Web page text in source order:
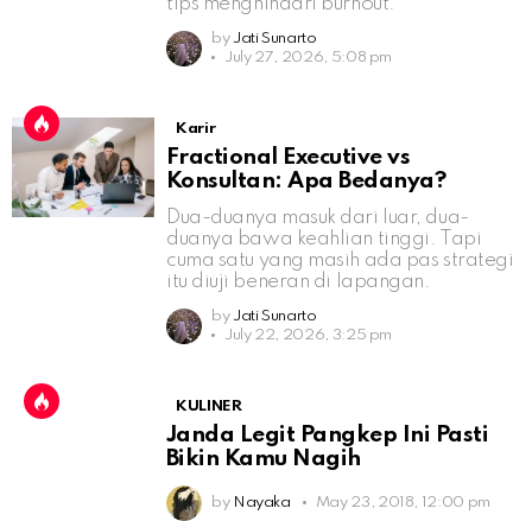
tips menghindari burnout.
by Jati Sunarto
July 27, 2026, 5:08 pm
Karir
Fractional Executive vs
Konsultan: Apa Bedanya?
Dua-duanya masuk dari luar, dua-
duanya bawa keahlian tinggi. Tapi
cuma satu yang masih ada pas strategi
itu diuji beneran di lapangan.
by Jati Sunarto
July 22, 2026, 3:25 pm
KULINER
Janda Legit Pangkep Ini Pasti
Bikin Kamu Nagih
by Nayaka May 23, 2018, 12:00 pm